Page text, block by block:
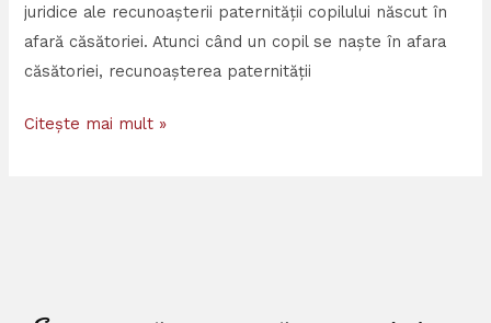
juridice ale recunoașterii paternității copilului născut în
afară căsătoriei. Atunci când un copil se naște în afara
căsătoriei, recunoașterea paternității
Citește mai mult »